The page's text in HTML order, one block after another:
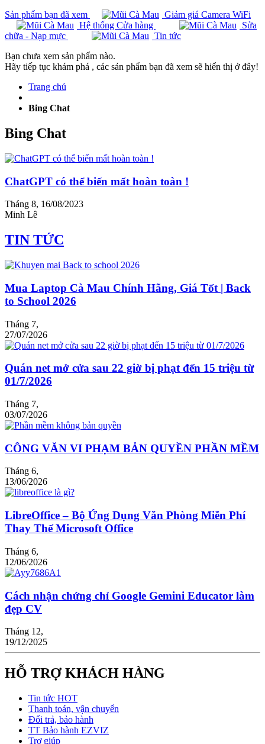
Sản phẩm bạn đã xem
Giảm giá Camera WiFi
Hệ thống Cửa hàng
Sửa
chữa - Nạp mực
Tin tức
Bạn chưa xem sản phẩm nào.
Hãy tiếp tục khám phá , các sản phẩm bạn đã xem sẽ hiển thị ở đây!
Trang chủ
Bing Chat
Bing Chat
ChatGPT có thể biến mất hoàn toàn !
Tháng 8, 16/08/2023
Minh Lê
TIN TỨC
Mua Laptop Cà Mau Chính Hãng, Giá Tốt | Back
to School 2026
Tháng 7,
27/07/2026
Quán net mở cửa sau 22 giờ bị phạt đến 15 triệu từ
01/7/2026
Tháng 7,
03/07/2026
CÔNG VĂN VI PHẠM BẢN QUYỀN PHẦN MỀM
Tháng 6,
13/06/2026
LibreOffice – Bộ Ứng Dụng Văn Phòng Miễn Phí
Thay Thế Microsoft Office
Tháng 6,
12/06/2026
Cách nhận chứng chỉ Google Gemini Educator làm
đẹp CV
Tháng 12,
19/12/2025
HỖ TRỢ KHÁCH HÀNG
Tin tức HOT
Thanh toán, vận chuyển
Đổi trả, bảo hành
TT Bảo hành EZVIZ
Trợ giúp